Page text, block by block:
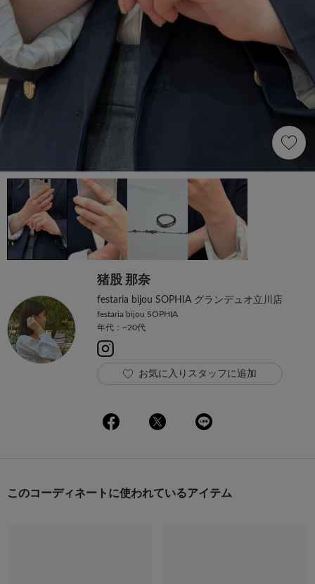
猪股 那奈
festaria bijou SOPHIA グランデュオ立川店
festaria bijou SOPHIA
年代：~20代
お気に入りスタッフに追加
このコーディネートに使われているアイテム